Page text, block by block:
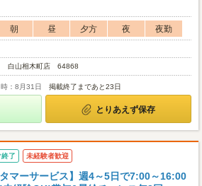
朝 昼 夕方 夜
夜勤
白山相木町店 64868
：8月31日 掲載終了まであと23日
とりあえず保存
終了 未経験者歓迎
タマーサービス】週4～5日で7:00～16:00